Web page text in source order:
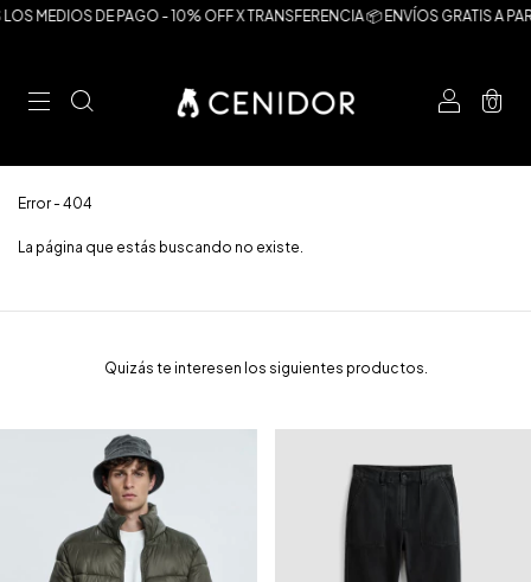
MEDIOS DE PAGO - 10% OFF X TRANSFERENCIA 📦 ENVÍOS GRATIS A
0
Error - 404
La página que estás buscando no existe.
Quizás te interesen los siguientes productos.